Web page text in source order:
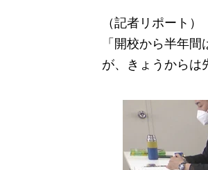
（記者リポート）
「開校から半年
が、きょうからは